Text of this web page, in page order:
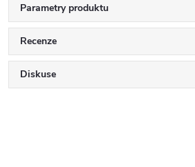
Parametry produktu
Recenze
Diskuse